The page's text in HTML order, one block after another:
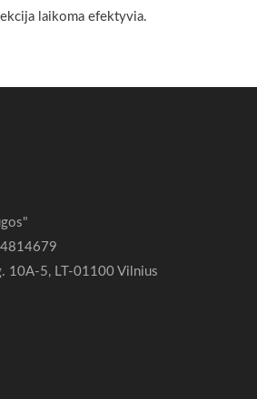
laikoma efektyvia.
10A-5, LT-01100 Vilnius